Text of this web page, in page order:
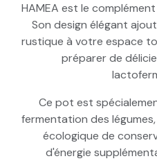
HAMEA est le
Son design élégant
rustique à votre espace
préparer de
Ce pot est
fermentation des
écologique de
d'énergie